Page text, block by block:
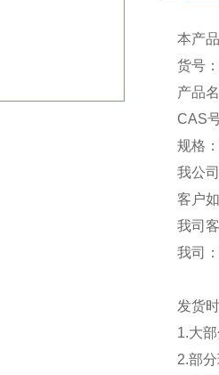
本产
货号
产品
CAS
规格
我公
客户
我司
我司
发货
1.大
2.部